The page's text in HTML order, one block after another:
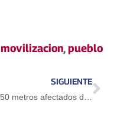
movilizacion,pueblo
SIGUIENTE